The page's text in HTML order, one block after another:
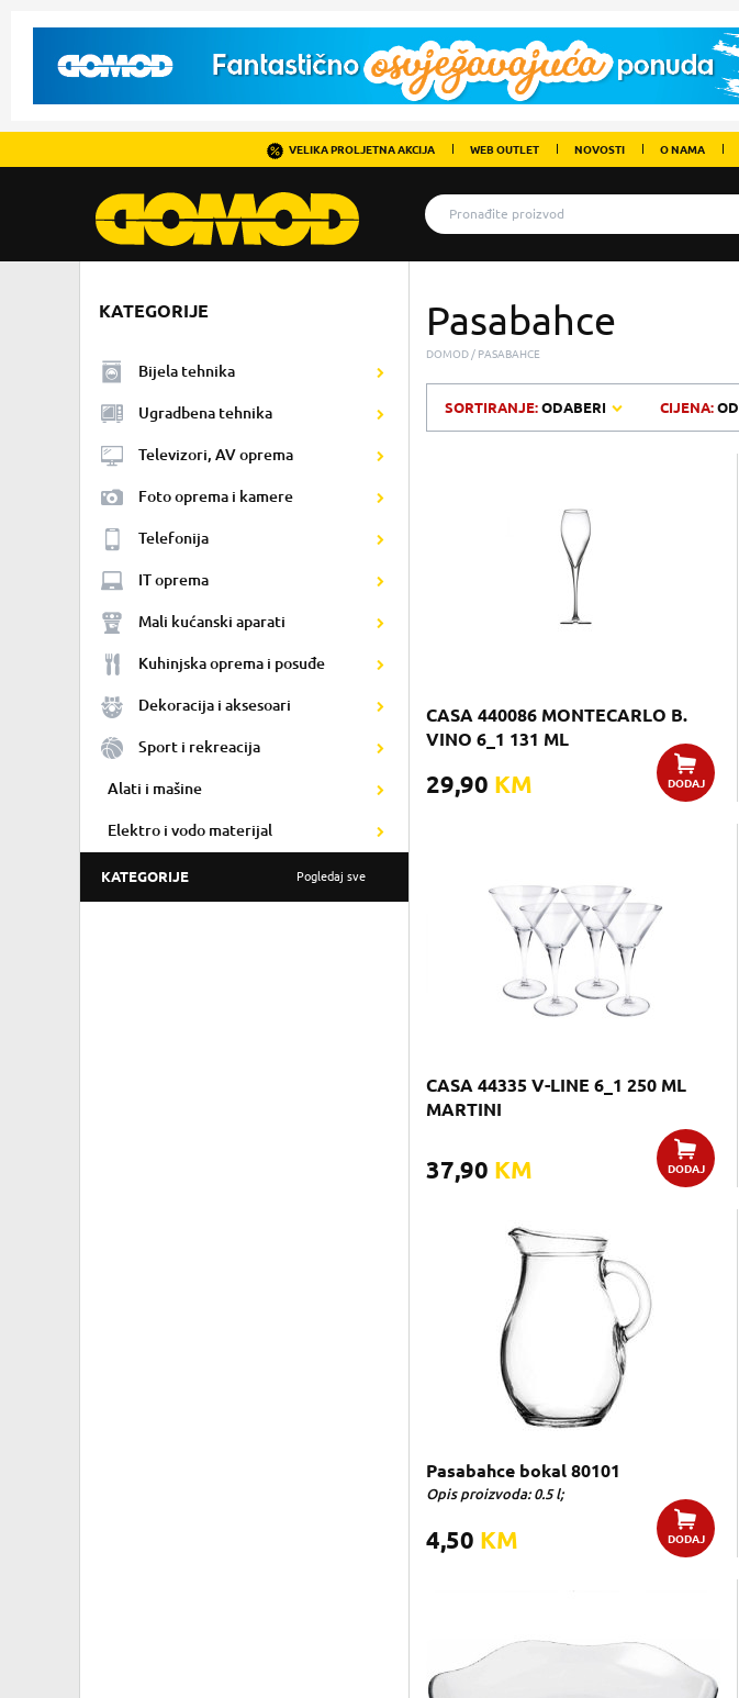
VELIKA PROLJETNA AKCIJA WEB OUTLET NOVOSTI O NAMA
KATEGORIJE
Bijela tehnika
Ugradbena tehnika
Televizori, AV oprema
Foto oprema i kamere
Telefonija
IT oprema
Mali kućanski aparati
Kuhinjska oprema i posuđe
Dekoracija i aksesoari
Sport i rekreacija
Alati i mašine
Elektro i vodo materijal
KATEGORIJE Pogledaj sve
Pasabahce
DOMOD PASABAHCE
SORTIRANJE:ODABERI CIJENA:OD
CASA 440086 MONTECARLO B.
VINO 6_1 131 ML
29,90 KM DODAJ
CASA 44335 V-LINE 6_1 250 ML
MARTINI
37,90 KM DODAJ
Pasabahce bokal 80101
Opis proizvoda: 0.5 l;
4,50 KM DODAJ